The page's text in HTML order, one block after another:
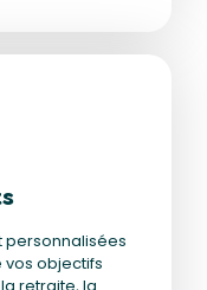
personnalisées
objectifs